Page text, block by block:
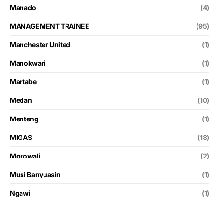
Manado (4)
MANAGEMENT TRAINEE (95)
Manchester United (1)
Manokwari (1)
Martabe (1)
Medan (10)
Menteng (1)
MIGAS (18)
Morowali (2)
Musi Banyuasin (1)
Ngawi (1)